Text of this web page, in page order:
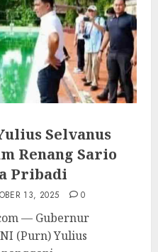
Selvanus
Renang Sario
Pribadi
13, 2025 0
— Gubernur
(Purn) Yulius